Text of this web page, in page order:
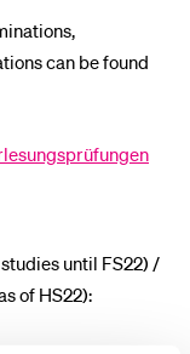
can be found
until FS22) /
of HS22):